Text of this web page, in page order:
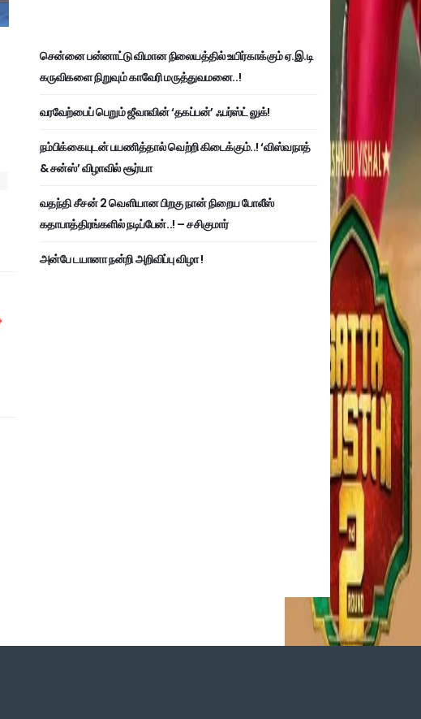
சென்னை பன்னாட்டு விமான நிலையத்தில் உயிர்காக்கும் ஏ.இ.டி
கருவிகளை நிறுவும் காவேரி மருத்துவமனை..!
வரவேற்பைப் பெறும் ஜீவாவின் ‘தகப்பன்’ ஃபர்ஸ்ட் லுக்!
நம்பிக்கையுடன் பயணித்தால் வெற்றி கிடைக்கும்..! ‘விஸ்வநாத்
& சன்ஸ்’ விழாவில் சூர்யா
வதந்தி சீசன் 2 வெளியான பிறகு நான் நிறைய போலீஸ்
கதாபாத்திரங்களில் நடிப்பேன்..! – சசிகுமார்
அன்பே டயானா நன்றி அறிவிப்பு விழா !